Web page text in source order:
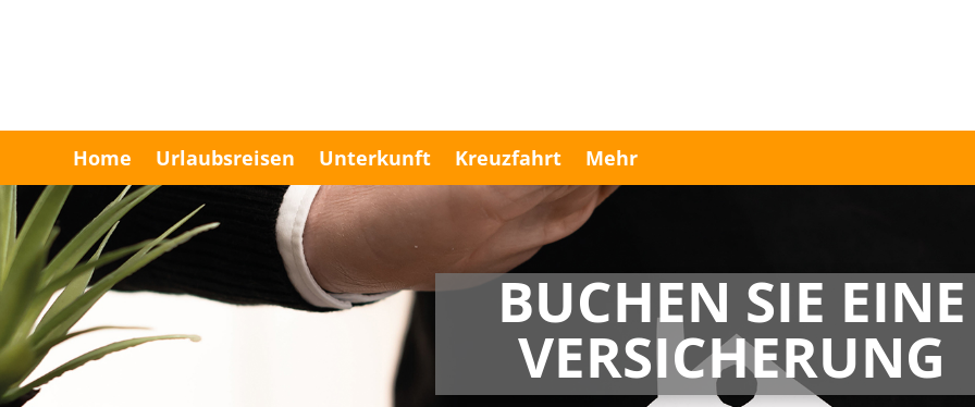
Home Urlaubsreisen Unterkunft Kreuzfahrt Mehr
BUCHEN SIE EINE
VERSICHERUNG